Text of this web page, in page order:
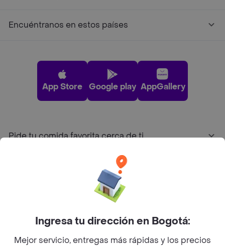
Encuéntranos en estos países
App Store Google play AppGallery
Pide tu comida favorita cerca de ti
Sobre RappiIngresa tu dirección en Bogotá:
Mejor servicio, entregas más rápidas y los precios